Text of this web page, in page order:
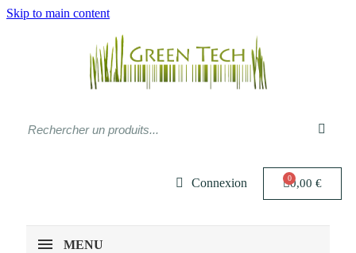
Skip to main content
Connexion 0,00 €
MENU